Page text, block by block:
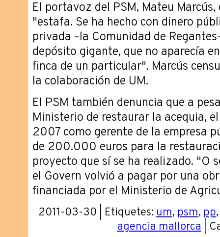
El portavoz del PSM, Mateu
"estafa. Se ha hecho con dinero
privada –la Comunidad de
depósito gigante, que no aparecía
finca de un particular". Marcús
la colaboración de UM.
El PSM también denuncia que a
Ministerio de restaurar la acequia,
2007 como gerente de la empresa
de 200.000 euros para la
proyecto que sí se ha realizado. "O
el Govern volvió a pagar por una
financiada por el Ministerio de
2011-03-30 | Etiquetes:um, psm, pp
agencia mallorca|